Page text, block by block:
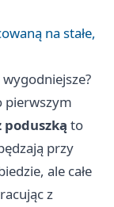
na stałe,
wygodniejsze?
pierwszym
poduszką to
przy
ale całe
z